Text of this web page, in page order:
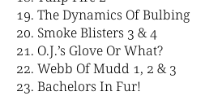
The Dynamics Of Bulbing
Smoke Blisters 3 & 4
O.J.’s Glove Or What?
Webb Of Mudd 1, 2 & 3
Bachelors In Fur!